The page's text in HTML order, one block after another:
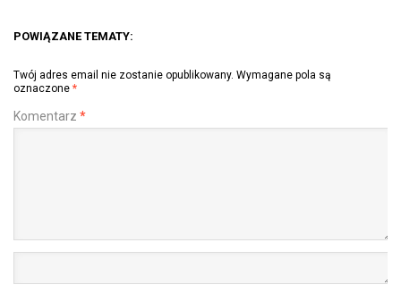
POWIĄZANE TEMATY:
Twój adres email nie zostanie opublikowany. Wymagane pola są
oznaczone *
Komentarz *